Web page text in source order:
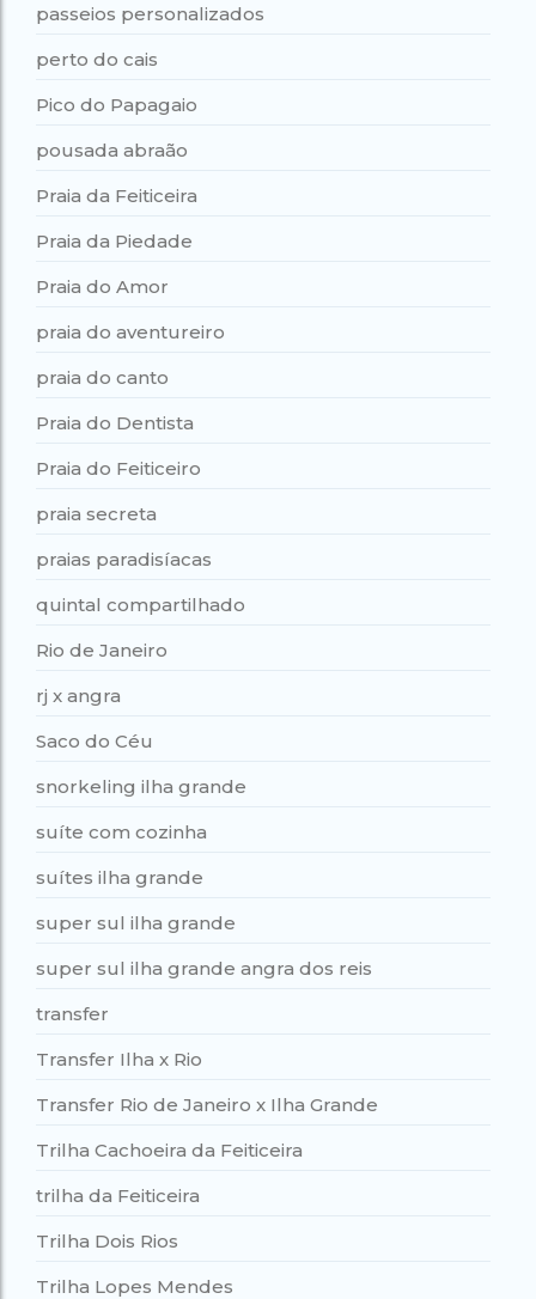
passeios personalizados
perto do cais
Pico do Papagaio
pousada abraão
Praia da Feiticeira
Praia da Piedade
Praia do Amor
praia do aventureiro
praia do canto
Praia do Dentista
Praia do Feiticeiro
praia secreta
praias paradisíacas
quintal compartilhado
Rio de Janeiro
rj x angra
Saco do Céu
snorkeling ilha grande
suíte com cozinha
suítes ilha grande
super sul ilha grande
super sul ilha grande angra dos reis
transfer
Transfer Ilha x Rio
Transfer Rio de Janeiro x Ilha Grande
Trilha Cachoeira da Feiticeira
trilha da Feiticeira
Trilha Dois Rios
Trilha Lopes Mendes